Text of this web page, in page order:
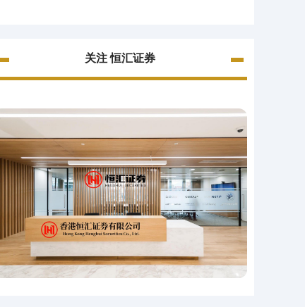
关注 恒汇证券